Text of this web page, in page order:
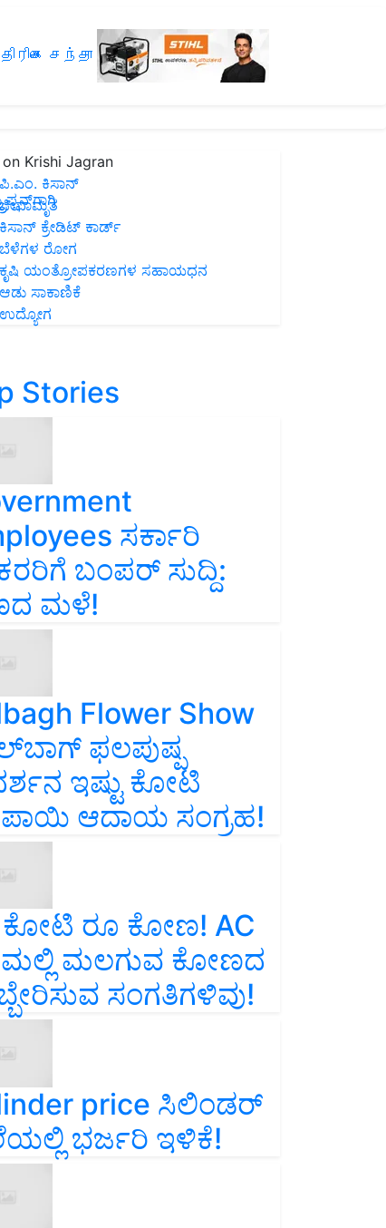
சந்தா
Krishi Jagran
ಪಿ.ಎಂ. ಕಿಸಾನ್
ಜೀವಾಮೃತ
ಕಿಸಾನ್ ಕ್ರೇಡಿಟ್ ಕಾರ್ಡ್
ಬೆಳೆಗಳ ರೋಗ
ಕೃಷಿ ಯಂತ್ರೋಪಕರಣಗಳ ಸಹಾಯಧನ
ಆಡು ಸಾಕಾಣಿಕೆ
ಉದ್ಯೋಗ
Stories
ಸರ್ಕಾರಿ
ಬಂಪರ್‌ ಸುದ್ದಿ:
ಮಳೆ!
Flower Show
ಫಲಪುಷ್ಪ
ಇಷ್ಟು ಕೋಟಿ
ಆದಾಯ ಸಂಗ್ರಹ!
ಕೋಟಿ ರೂ ಕೋಣ! AC
ಮಲಗುವ ಕೋಣದ
ಸಂಗತಿಗಳಿವು!
price ಸಿಲಿಂಡರ್‌
ಭರ್ಜರಿ ಇಳಿಕೆ!